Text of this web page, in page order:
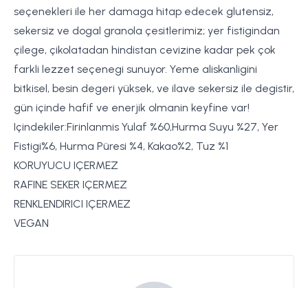
seçenekleri ile her damaga hitap edecek glutensiz,
sekersiz ve dogal granola çesitlerimiz; yer fistigindan
çilege, çikolatadan hindistan cevizine kadar pek çok
farkli lezzet seçenegi sunuyor. Yeme aliskanligini
bitkisel, besin degeri yüksek, ve ilave sekersiz ile degistir,
gün içinde hafif ve enerjik olmanin keyfine var!
Içindekiler:Firinlanmis Yulaf %60,Hurma Suyu %27, Yer
Fistigi%6, Hurma Püresi %4, Kakao%2, Tuz %1
KORUYUCU IÇERMEZ
RAFINE SEKER IÇERMEZ
RENKLENDIRICI IÇERMEZ
VEGAN